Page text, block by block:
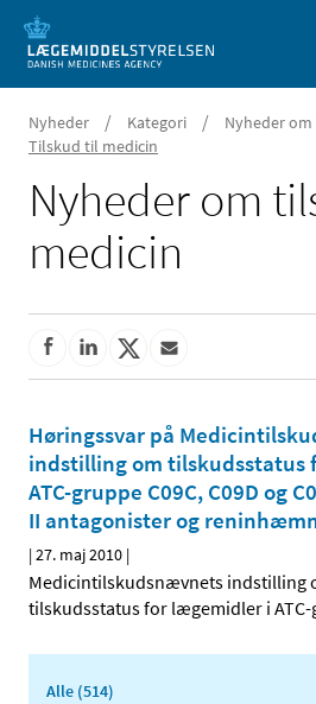
Nyheder / Kategori / Nyheder
Tilskud til medicin
Nyheder om
medicin
Høringssvar på
indstilling om tilskudsstatus
ATC-gruppe C09C, C09D og
II antagonister og
|27. maj 2010 |
Medicintilskudsnævnets indstilling
tilskudsstatus for lægemidler i ATC-
Alle (514)